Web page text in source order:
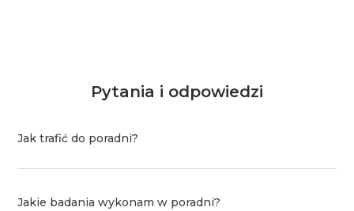
Pytania i odpowiedzi
Jak trafić do poradni?
Jakie badania wykonam w poradni?